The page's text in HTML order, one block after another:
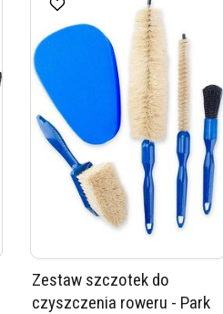
Zestaw szczotek do
czyszczenia roweru - Park